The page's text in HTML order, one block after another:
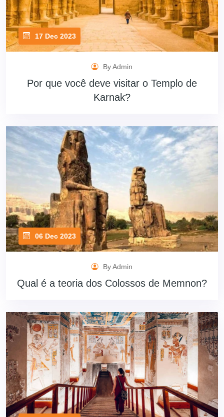
17 Dec 2023
By Admin
Por que você deve visitar o Templo de
Karnak?
06 Dec 2023
By Admin
Qual é a teoria dos Colossos de Memnon?